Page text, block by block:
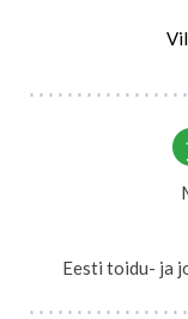
Eesti toidu- ja